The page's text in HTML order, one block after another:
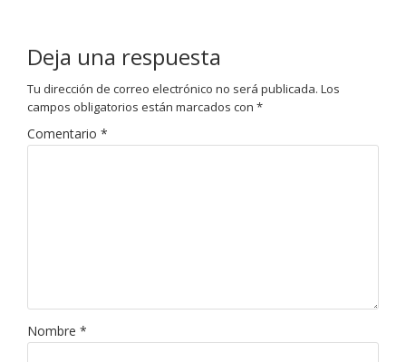
Deja una respuesta
Tu dirección de correo electrónico no será publicada. Los
campos obligatorios están marcados con *
Comentario *
Nombre *